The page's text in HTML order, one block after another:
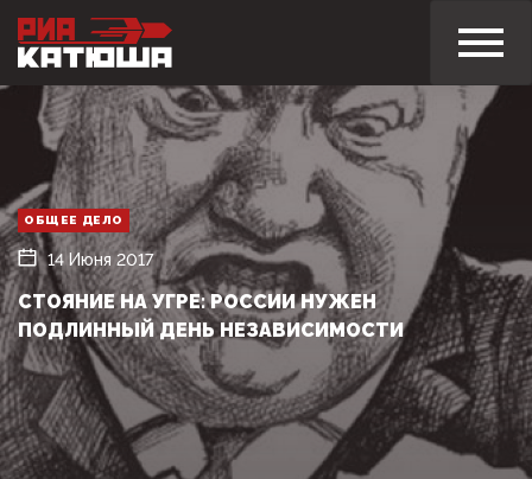
ОБЩЕЕ ДЕЛО
14 Июня 2017
СТОЯНИЕ НА УГРЕ: РОССИИ НУЖЕН
ПОДЛИННЫЙ ДЕНЬ НЕЗАВИСИМОСТИ